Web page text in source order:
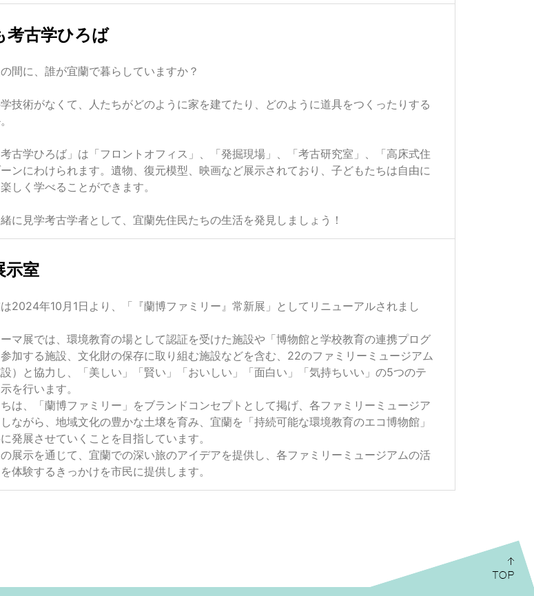
考古学ひろば
間に、誰が宜蘭で暮らしていますか？
技術がなくて、人たちがどのように家を建てたり、どのように道具をつくったりする
考古学ひろば」は「フロントオフィス」、「発掘現場」、「考古研究室」、「高床式住
ンにわけられます。遺物、復元模型、映画など展示されており、子どもたちは自由に
しく学べることができます。
に見学考古学者として、宜蘭先住民たちの生活を発見しましょう！
示室
2024年10月1日より、「『蘭博ファミリー』常新展」としてリニューアルされまし
マ展では、環境教育の場として認証を受けた施設や「博物館と学校教育の連携プログ
加する施設、文化財の保存に取り組む施設などを含む、22のファミリーミュージアム
設）と協力し、「美しい」「賢い」「おいしい」「面白い」「気持ちいい」の5つのテ
を行います。
は、「蘭博ファミリー」をブランドコンセプトとして掲げ、各ファミリーミュージア
ながら、地域文化の豊かな土壌を育み、宜蘭を「持続可能な環境教育のエコ博物館」
発展させていくことを目指しています。
展示を通じて、宜蘭での深い旅のアイデアを提供し、各ファミリーミュージアムの活
体験するきっかけを市民に提供します。